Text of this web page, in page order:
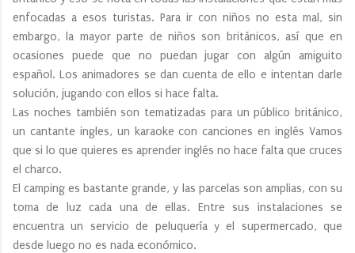
enfocadas a esos turistas. Para ir con niños no esta mal, sin
embargo, la mayor parte de niños son británicos, así que en
ocasiones puede que no puedan jugar con algún amiguito
español. Los animadores se dan cuenta de ello e intentan darle
solución, jugando con ellos si hace falta.
Las noches también son tematizadas para un público británico,
un cantante ingles, un karaoke con canciones en inglés Vamos
que si lo que quieres es aprender inglés no hace falta que cruces
el charco.
El camping es bastante grande, y las parcelas son amplias, con su
toma de luz cada una de ellas. Entre sus instalaciones se
encuentra un servicio de peluquería y el supermercado, que
desde luego no es nada económico.